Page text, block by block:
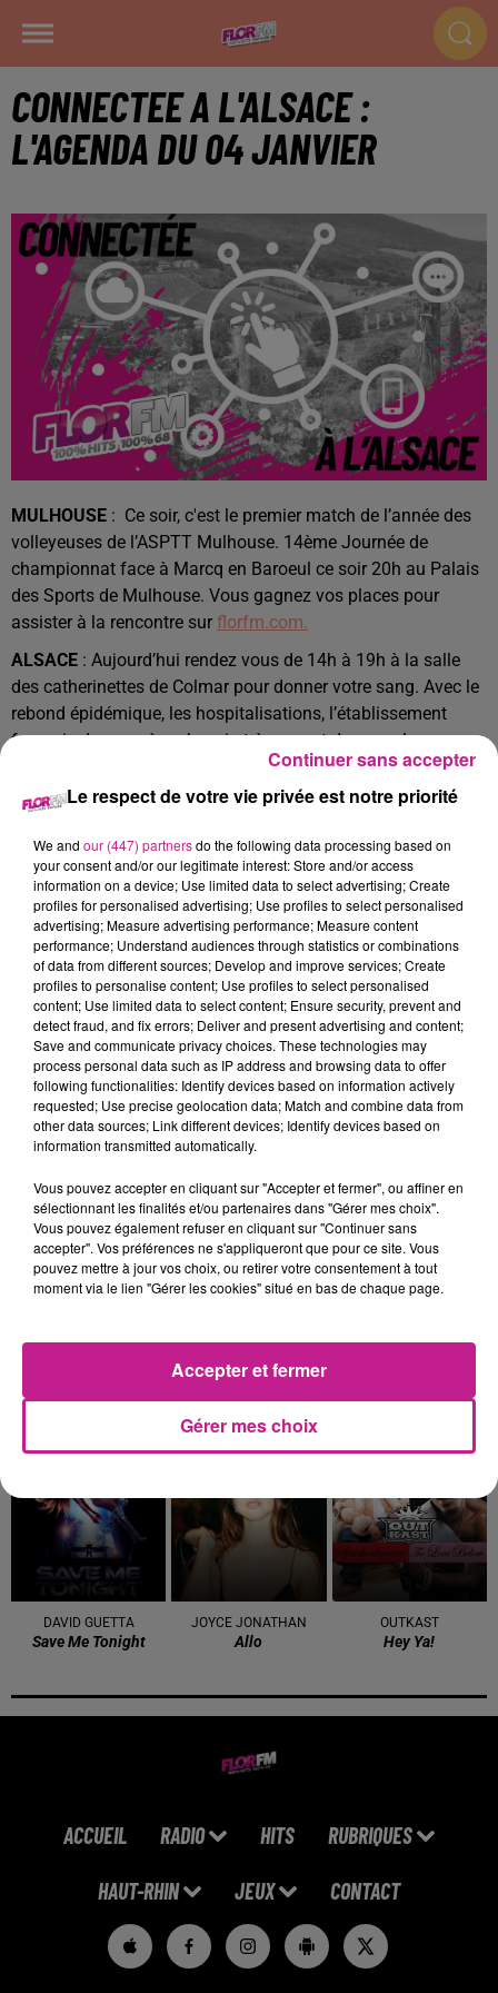
CONNECTEE A L'ALSACE :
L'AGENDA DU 04 JANVIER
MULHOUSE : Ce soir, c'est le premier match de l’année des
volleyeuses de l’ASPTT Mulhouse. 14ème Journée de
championnat face à Marcq en Baroeul ce soir 20h au Palais
des Sports de Mulhouse. Vous gagnez vos places pour
assister à la rencontre sur florfm.com.
ALSACE : Aujourd’hui rendez vous de 14h à 19h à la salle
des catherinettes de Colmar pour donner votre sang. Avec le
rebond épidémique, les hospitalisations, l’établissement
français du sang à un besoin très urgent de sang. Les
le site de l’efs.
KINGERSHEIM: Ce samedi, la salle de sport Banana Fit
Kingersheim dès 14h30. Un vrai parcours de course conçu
pour les adultes et les enfants. C’est ouvert sur inscriptions
au prix de 5€ pour les adultes et gratuit pour les enfants,
toutes les infos sur le sitesporkrono.fr.
TITRES DIFFUSÉS Voir plus
8h58
8h58
GIMS
Soleil
8h55
8h55
JULIAN PERRETTA
I Cry
8h51
8h51
OLIVIA RODRIGO
Drop Dead
8h44
8h44 8h41
8h41
Nuevayol
8h37
8h37
DAVID GUETTA
Save Me Tonight
JOYCE JONATHAN
Allo
OUTKAST
Hey Ya!
ACCUEIL RADIO HITS RUBRIQUES
HAUT-RHIN JEUX CONTACT
Le respect de votre vie privée est notre priorité
We and our (447) partnersdo the following data processing based on
your consent and/or our legitimate interest: Store and/or access
information on a device; Use limited data to select advertising; Create
profiles for personalised advertising; Use profiles to select personalised
advertising; Measure advertising performance; Measure content
performance; Understand audiences through statistics or combinations
of data from different sources; Develop and improve services; Create
profiles to personalise content; Use profiles to select personalised
content; Use limited data to select content; Ensure security, prevent and
detect fraud, and fix errors; Deliver and present advertising and content;
Save and communicate privacy choices. These technologies may
process personal data such as IP address and browsing data to offer
following functionalities: Identify devices based on information actively
requested; Use precise geolocation data; Match and combine data from
other data sources; Link different devices; Identify devices based on
information transmitted automatically.
Vous pouvez accepter en cliquant sur "Accepter et fermer", ou affiner en
sélectionnant les finalités et/ou partenaires dans "Gérer mes choix".
Vous pouvez également refuser en cliquant sur "Continuer sans
accepter". Vos préférences ne s'appliqueront que pour ce site. Vous
pouvez mettre à jour vos choix, ou retirer votre consentement à tout
moment via le lien "Gérer les cookies" situé en bas de chaque page.
Gérer mes choix
Accepter et fermer
Continuer sans accepter